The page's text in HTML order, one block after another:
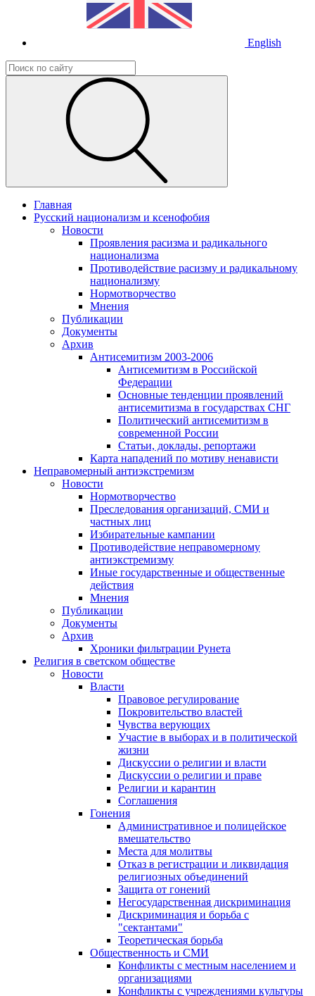
English
Главная
Русский национализм и ксенофобия
Новости
Проявления расизма и радикального
национализма
Противодействие расизму и радикальному
национализму
Нормотворчество
Мнения
Публикации
Документы
Архив
Антисемитизм 2003-2006
Антисемитизм в Российской
Федерации
Основные тенденции проявлений
антисемитизма в государствах СНГ
Политический антисемитизм в
современной России
Статьи, доклады, репортажи
Карта нападений по мотиву ненависти
Неправомерный антиэкстремизм
Новости
Нормотворчество
Преследования организаций, СМИ и
частных лиц
Избирательные кампании
Противодействие неправомерному
антиэкстремизму
Иные государственные и общественные
действия
Мнения
Публикации
Документы
Архив
Хроники фильтрации Рунета
Религия в светском обществе
Новости
Власти
Правовое регулирование
Покровительство властей
Чувства верующих
Участие в выборах и в политической
жизни
Дискуссии о религии и власти
Дискуссии о религии и праве
Религии и карантин
Соглашения
Гонения
Административное и полицейское
вмешательство
Места для молитвы
Отказ в регистрации и ликвидация
религиозных объединений
Защита от гонений
Негосударственная дискриминация
Дискриминация и борьба с
"сектантами"
Теоретическая борьба
Общественность и СМИ
Конфликты с местным населением и
организациями
Конфликты с учреждениями культуры